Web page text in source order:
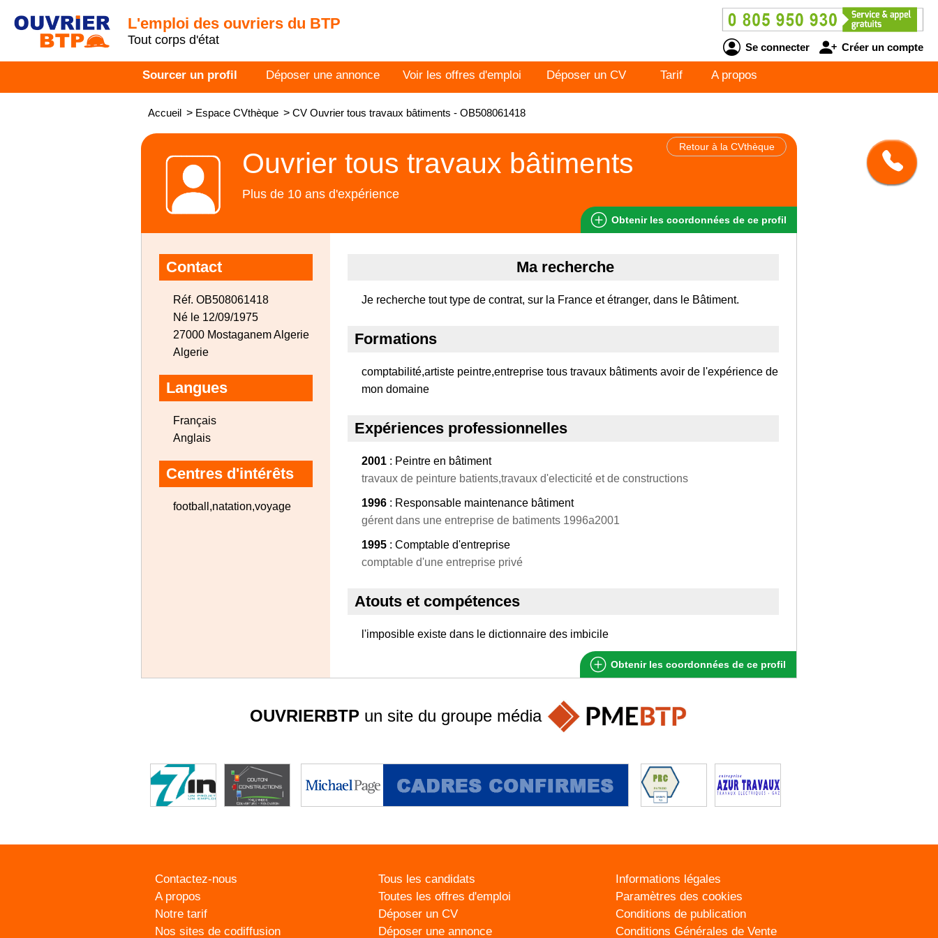
L'emploi des ouvriers du BTP
Tout corps d'état
Se connecter Créer un compte
Sourcer un profil Déposer une annonce Voir les offres d'emploi Déposer un CV Tarif A propos
Accueil > Espace CVthèque > CV Ouvrier tous travaux bâtiments - OB508061418
Retour à la CVthèque
Ouvrier tous travaux bâtiments
Plus de 10 ans d'expérience
Obtenir les coordonnées de ce profil
Contact
Réf. OB508061418
Né le 12/09/1975
27000 Mostaganem Algerie
Algerie
Langues
Français
Anglais
Centres d'intérêts
football,natation,voyage
Ma recherche
Je recherche tout type de contrat, sur la France et étranger, dans le Bâtiment.
Formations
comptabilité,artiste peintre,entreprise tous travaux bâtiments avoir de l'expérience de
mon domaine
Expériences professionnelles
2001 : Peintre en bâtiment
travaux de peinture batients,travaux d'electicité et de constructions
1996 : Responsable maintenance bâtiment
gérent dans une entreprise de batiments 1996a2001
1995 : Comptable d'entreprise
comptable d'une entreprise privé
Atouts et compétences
l'imposible existe dans le dictionnaire des imbicile
Obtenir les coordonnées de ce profil
OUVRIERBTP un site du groupe média
Contactez-nous
A propos
Notre tarif
Nos sites de codiffusion
Tous les candidats
Toutes les offres d'emploi
Déposer un CV
Déposer une annonce
Informations légales
Paramètres des cookies
Conditions de publication
Conditions Générales de Vente